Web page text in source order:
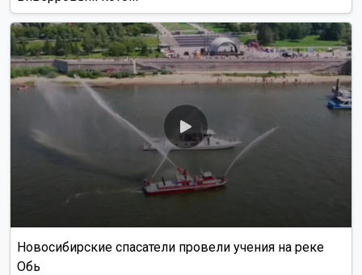
Новосибирские спасатели провели учения на реке
Обь